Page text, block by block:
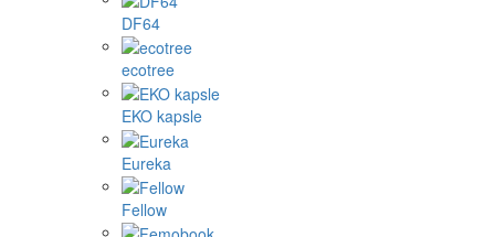
DF64
ecotree
EKO kapsle
Eureka
Fellow